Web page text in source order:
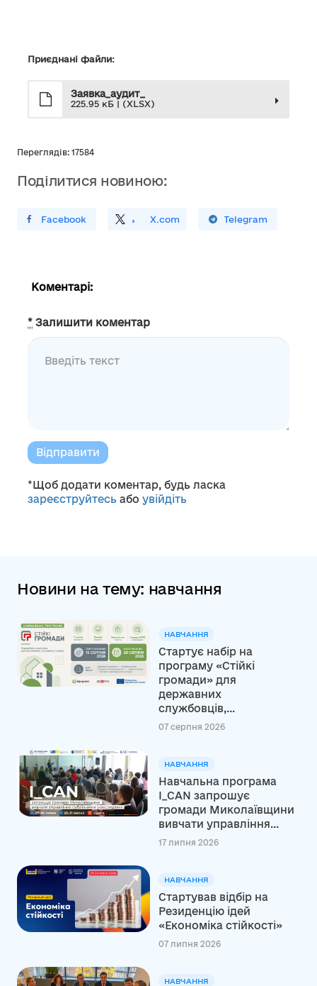
Приєднані файли:
Заявка_аудит_
225.95 кБ | (XLSX)
Переглядів: 17584
Поділитися новиною:
У FacebookПоділитись X.com
Поширити У Telegram
Коментарі:
* Залишити коментар
Відправити
*Щоб додати коментар, будь ласка
зареєструйтесь або увійдіть
Новини на тему: навчання
НАВЧАННЯ
Стартує набір на
програму «Стійкі
громади» для
державних
службовців,...
07 серпня 2026
НАВЧАННЯ
Навчальна програма
I_CAN запрошує
громади Миколаївщини
вивчати управління...
17 липня 2026
НАВЧАННЯ
Стартував відбір на
Резиденцію ідей
«Економіка стійкості»
07 липня 2026
НАВЧАННЯ